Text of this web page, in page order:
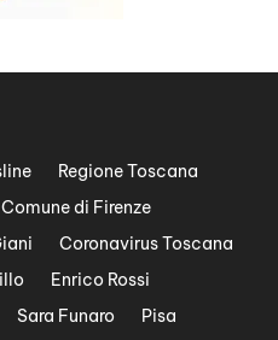
Regione Toscana
Comune di Firenze
Coronavirus Toscana
Enrico Rossi
Sara Funaro
Pisa